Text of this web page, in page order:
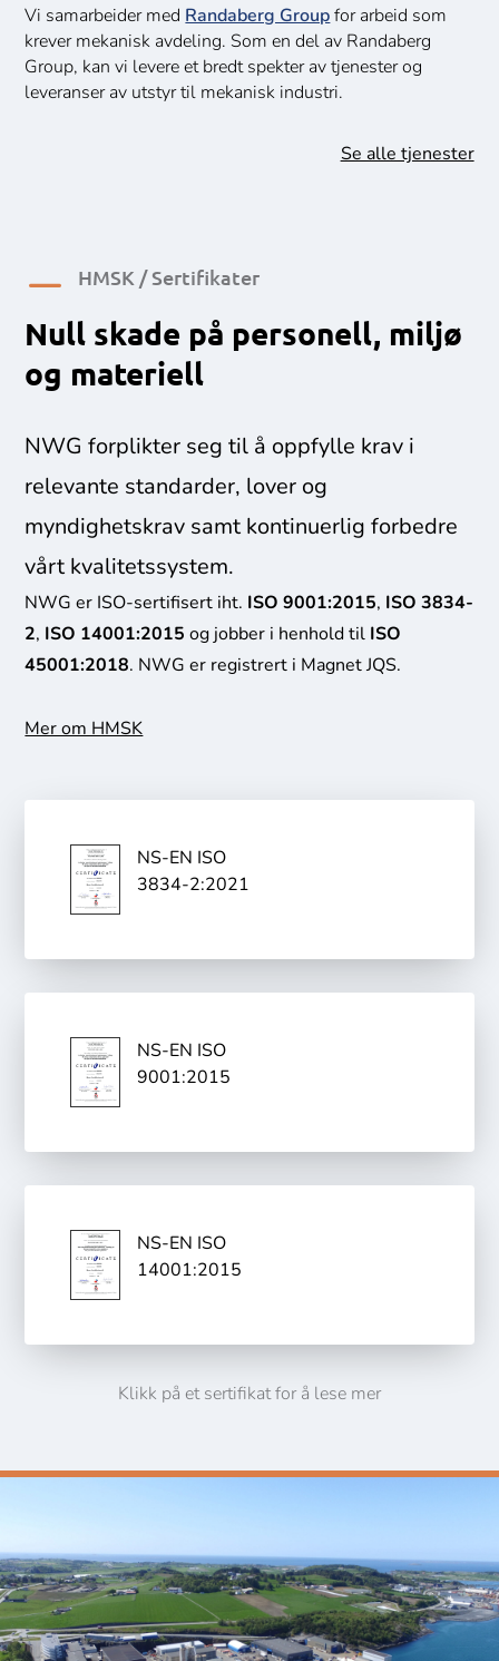
Vi samarbeider med Randaberg Groupfor arbeid som
krever mekanisk avdeling. Som en del av Randaberg
Group, kan vi levere et bredt spekter av tjenester og
leveranser av utstyr til mekanisk industri.
Se alle tjenester
K HMSK / Sertifikater
Null skade på personell, miljø
og materiell
NWG forplikter seg til å oppfylle krav i
relevante standarder, lover og
myndighetskrav samt kontinuerlig forbedre
vårt kvalitetssystem.
NWG er ISO-sertifisert iht. ISO 9001:2015, ISO 3834-
2, ISO 14001:2015 og jobber i henhold til ISO
45001:2018. NWG er registrert i Magnet JQS.
Mer om HMSK
NS-EN ISO
3834-2:2021
NS-EN ISO
9001:2015
NS-EN ISO
14001:2015
Klikk på et sertifikat for å lese mer